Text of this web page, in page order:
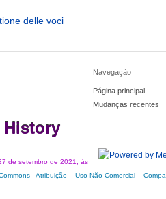
delle voci
History
Navegação
Página principal
Mudanças recentes
de setembro de 2021, às
- Atribuição – Uso Não Comercial –